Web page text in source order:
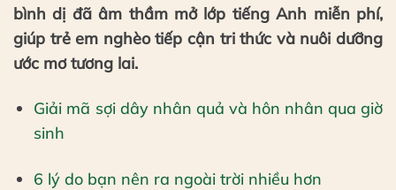
bình dị đã âm thầm mở lớp tiếng Anh miễn phí,
giúp trẻ em nghèo tiếp cận tri thức và nuôi dưỡng
ước mơ tương lai.
Giải mã sợi dây nhân quả và hôn nhân qua giờ
sinh
6 lý do bạn nên ra ngoài trời nhiều hơn